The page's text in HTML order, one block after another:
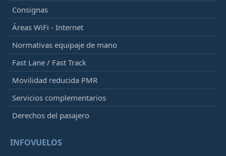
Consignas
Áreas WiFi - Internet
Normativas equipaje de mano
Fast Lane / Fast Track
Movilidad reducida PMR
Servicios complementarios
Derechos del pasajero
INFOVUELOS